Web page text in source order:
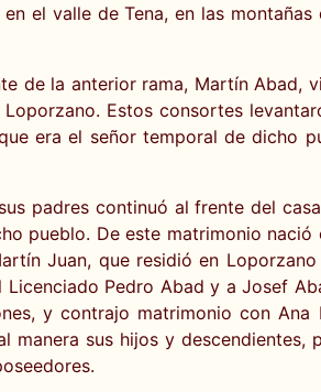
el valle de Tena, en las
de la anterior rama, Martín
Estos consortes
era el señor temporal de
padres continuó al frente del
pueblo. De este matrimonio
Juan, que residió en
Pedro Abad y a Josef
y contrajo matrimonio con
manera sus hijos y